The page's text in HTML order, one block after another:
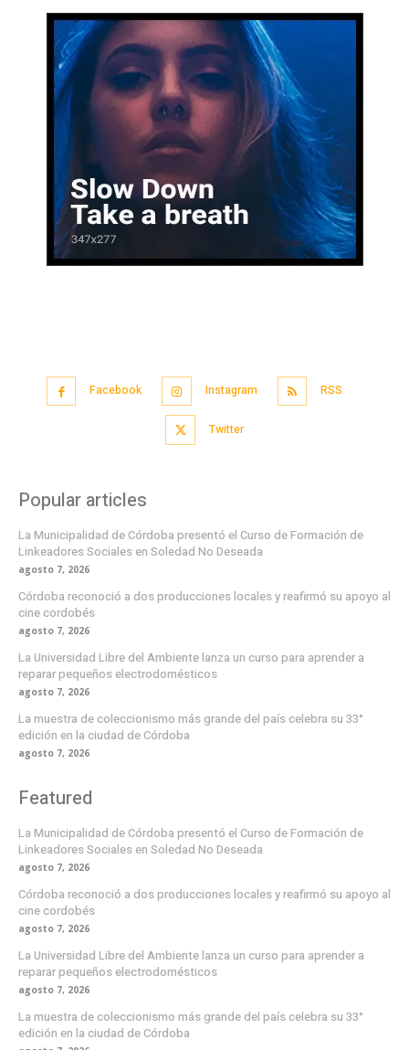
Facebook Instagram RSS
Twitter
Popular articles
La Municipalidad de Córdoba presentó el Curso de Formación de
Linkeadores Sociales en Soledad No Deseada
agosto 7, 2026
Córdoba reconoció a dos producciones locales y reafirmó su apoyo al
cine cordobés
agosto 7, 2026
La Universidad Libre del Ambiente lanza un curso para aprender a
reparar pequeños electrodomésticos
agosto 7, 2026
La muestra de coleccionismo más grande del país celebra su 33°
edición en la ciudad de Córdoba
agosto 7, 2026
Featured
La Municipalidad de Córdoba presentó el Curso de Formación de
Linkeadores Sociales en Soledad No Deseada
agosto 7, 2026
Córdoba reconoció a dos producciones locales y reafirmó su apoyo al
cine cordobés
agosto 7, 2026
La Universidad Libre del Ambiente lanza un curso para aprender a
reparar pequeños electrodomésticos
agosto 7, 2026
La muestra de coleccionismo más grande del país celebra su 33°
edición en la ciudad de Córdoba